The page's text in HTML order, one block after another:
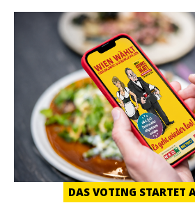
DAS VOTING STARTET